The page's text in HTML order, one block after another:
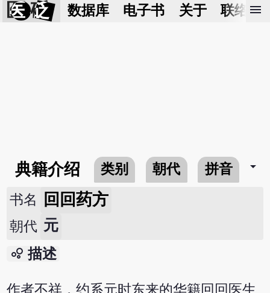
医 砭 数据库 电子书 关于 联络我
menu
典籍介绍 类别 朝代 拼音 arrow_drop_down
书名 回回药方
朝代 元
bubble_chart 描述
作者不祥，约系元时东来的华籍回回医生